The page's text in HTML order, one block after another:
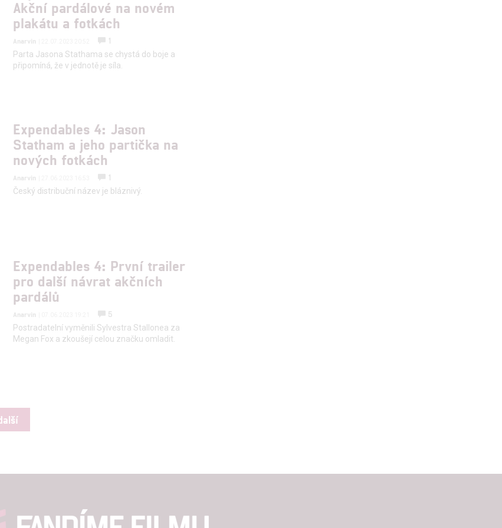
Akční pardálové na novém
plakátu a fotkách
Anarvin
1
Parta Jasona Stathama se chystá do boje a
připomíná, že v jednotě je síla.
Expendables 4: Jason
Statham a jeho partička na
nových fotkách
Anarvin
1
Český distribuční název je bláznivý.
Expendables 4: První trailer
pro další návrat akčních
pardálů
Anarvin
5
Postradatelní vyměnili Sylvestra Stallonea za
Megan Fox a zkoušejí celou značku omladit.
účely a funkcemi zde uvedenými dáváte nám i našim partnerům
předcházení a zjišťování podvodů a odstraňování chyb,
reklamy a obsahu